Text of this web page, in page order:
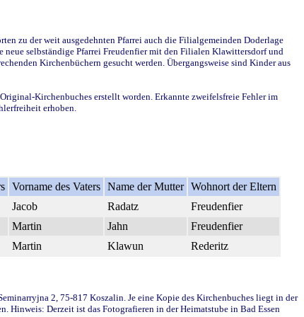
zu der weit ausgedehnten Pfarrei auch die Filialgemeinden Doderlage
selbständige Pfarrei Freudenfier mit den Filialen Klawittersdorf und
Kirchenbüchern gesucht werden. Übergangsweise sind Kinder aus
Kirchenbuches erstellt worden. Erkannte zweifelsfreie Fehler im
erhoben.
Vorname des Vaters Name der Mutter Wohnort der Eltern
Jacob Radatz
Freudenfier
Martin Jahn
Freudenfier
Martin Klawun Rederitz
2, 75-817 Koszalin. Je eine Kopie des Kirchenbuches liegt in der
Hinweis: Derzeit ist das Fotografieren in der Heimatstube in Bad Essen